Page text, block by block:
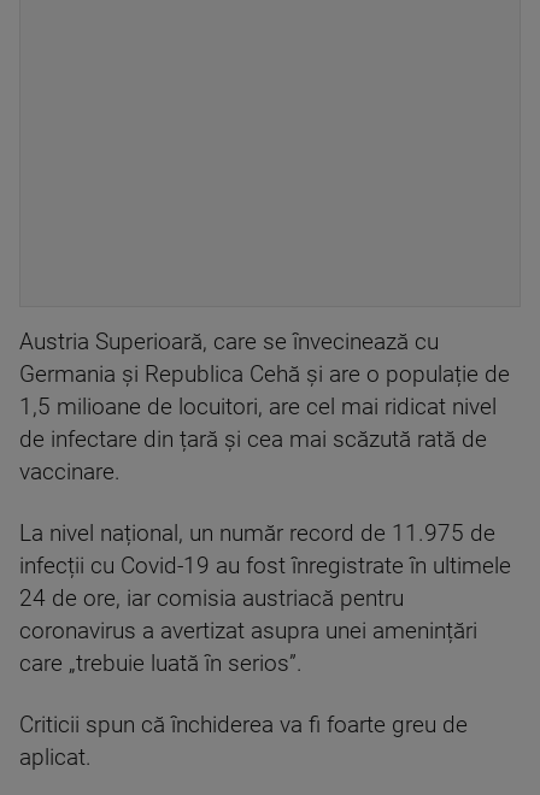
Austria Superioară, care se învecinează cu
Germania și Republica Cehă și are o populație de
1,5 milioane de locuitori, are cel mai ridicat nivel
de infectare din țară și cea mai scăzută rată de
vaccinare.
La nivel național, un număr record de 11.975 de
infecții cu Covid-19 au fost înregistrate în ultimele
24 de ore, iar comisia austriacă pentru
coronavirus a avertizat asupra unei amenințări
care „trebuie luată în serios”.
Criticii spun că închiderea va fi foarte greu de
aplicat.